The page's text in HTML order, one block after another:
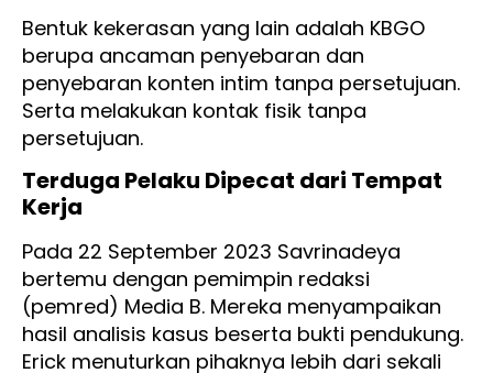
Bentuk kekerasan yang lain adalah KBGO
berupa ancaman penyebaran dan
penyebaran konten intim tanpa persetujuan.
Serta melakukan kontak fisik tanpa
persetujuan.
Terduga Pelaku Dipecat dari Tempat
Kerja
Pada 22 September 2023 Savrinadeya
bertemu dengan pemimpin redaksi
(pemred) Media B. Mereka menyampaikan
hasil analisis kasus beserta bukti pendukung.
Erick menuturkan pihaknya lebih dari sekali